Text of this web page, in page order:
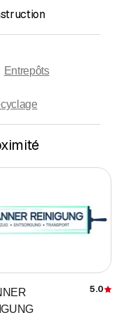
Entrepôts
5.0